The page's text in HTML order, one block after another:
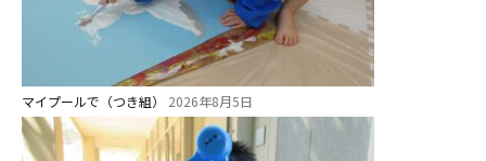
マイプールで（つき組） 2026年8月5日